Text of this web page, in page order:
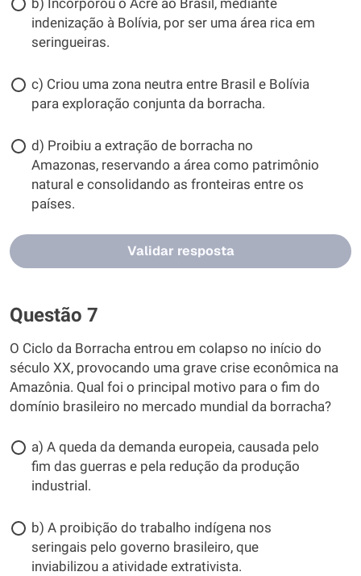
b) Incorporou o Acre ao Brasil, mediante
indenização à Bolívia, por ser uma área rica em
seringueiras.
c) Criou uma zona neutra entre Brasil e Bolívia
para exploração conjunta da borracha.
d) Proibiu a extração de borracha no
Amazonas, reservando a área como patrimônio
natural e consolidando as fronteiras entre os
países.
Validar resposta
Questão 7
O Ciclo da Borracha entrou em colapso no início do
século XX, provocando uma grave crise econômica na
Amazônia. Qual foi o principal motivo para o fim do
domínio brasileiro no mercado mundial da borracha?
a) A queda da demanda europeia, causada pelo
fim das guerras e pela redução da produção
industrial.
b) A proibição do trabalho indígena nos
seringais pelo governo brasileiro, que
inviabilizou a atividade extrativista.